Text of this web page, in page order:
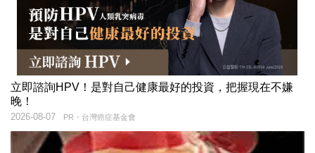
立即諮詢HPV！是對自己健康最好的投資，把握現在不嫌
晚！
PR・台灣癌症基金會
2026-08-07